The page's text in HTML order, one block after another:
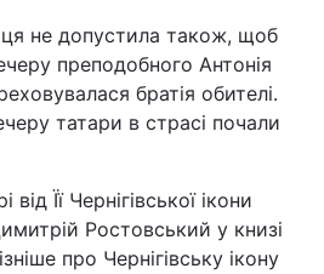
не допустила також, щоб
преподобного Антонія
братія обителі.
татари в страсі почали
Її Чернігівської ікони
Ростовський у книзі
про Чернігівську ікону